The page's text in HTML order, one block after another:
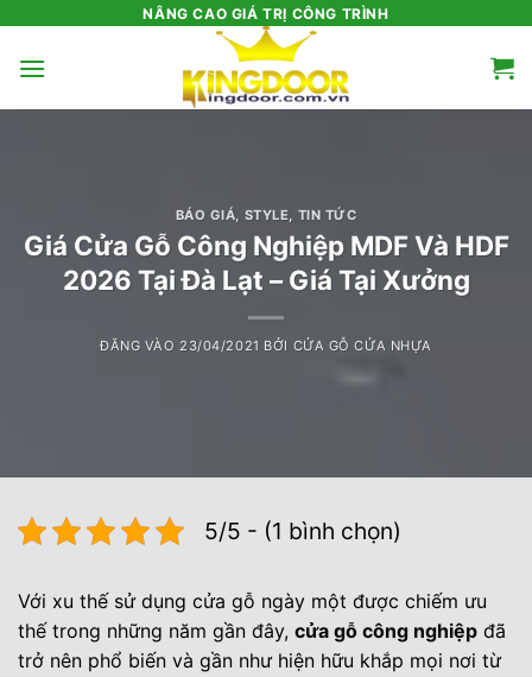
nội
NÂNG CAO GIÁ TRỊ CÔNG TRÌNH
BÁO GIÁ STYLE TIN TỨC
Giá Cửa Gỗ Công Nghiệp MDF Và HDF
2026 Tại Đà Lạt – Giá Tại Xưởng
ĐĂNG VÀO 23/04/2021 BỞI CỬA GỖ CỬA NHỰA
5/5 - (1 bình chọn)
Với xu thế sử dụng cửa gỗ ngày một được chiếm ưu
thế trong những năm gần đây, cửa gỗ công nghiệp đã
trở nên phổ biến và gần như hiện hữu khắp mọi nơi từ